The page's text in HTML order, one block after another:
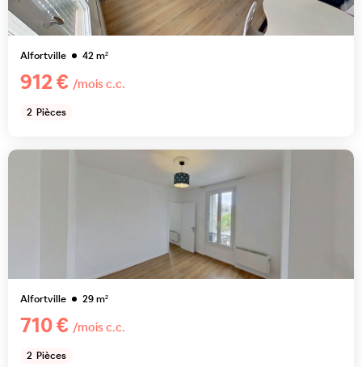
Alfortville 42m²
912 € /mois c.c.
2 Pièces
Alfortville 29m²
710 € /mois c.c.
2 Pièces